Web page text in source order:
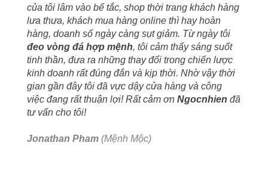
của tôi lâm vào bế tắc, shop thời trang khách hàng
lưa thưa, khách mua hàng online thì hay hoàn
hàng, doanh số ngày càng sụt giảm. Từ ngày tôi
đeo vòng đá hợp mệnh, tôi cảm thấy sáng suốt
tinh thần, đưa ra những thay đổi trong chiến lược
kinh doanh rất đúng đắn và kịp thời. Nhờ vậy thời
gian gần đây tôi đã vực dậy cửa hàng và công
việc đang rất thuận lợi! Rất cảm ơn Ngocnhien đã
tư vấn cho tôi!
Jonathan Pham (Mệnh Mộc)